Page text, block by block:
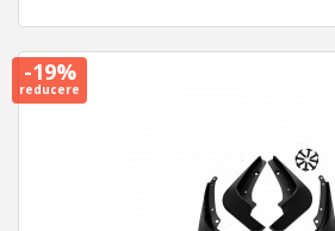
-19%
reducere